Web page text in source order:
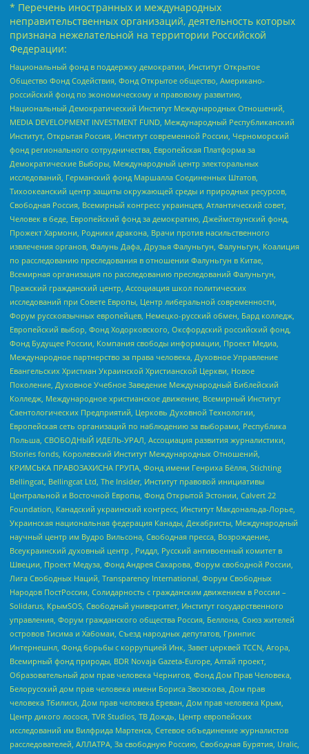
* Перечень иностранных и международных
неправительственных организаций, деятельность которых
признана нежелательной на территории Российской
Федерации:
Национальный фонд в поддержку демократии, Институт Открытое
Общество Фонд Содействия, Фонд Открытое общество, Американо-
российский фонд по экономическому и правовому развитию,
Национальный Демократический Институт Международных Отношений,
MEDIA DEVELOPMENT INVESTMENT FUND, Международный Республиканский
Институт, Открытая Россия, Институт современной России, Черноморский
фонд регионального сотрудничества, Европейская Платформа за
Демократические Выборы, Международный центр электоральных
исследований, Германский фонд Маршалла Соединенных Штатов,
Тихоокеанский центр защиты окружающей среды и природных ресурсов,
Свободная Россия, Всемирный конгресс украинцев, Атлантический совет,
Человек в беде, Европейский фонд за демократию, Джеймстаунский фонд,
Прожект Хармони, Родники дракона, Врачи против насильственного
извлечения органов, Фалунь Дафа, Друзья Фалуньгун, Фалуньгун, Коалиция
по расследованию преследования в отношении Фалуньгун в Китае,
Всемирная организация по расследованию преследований Фалуньгун,
Пражский гражданский центр, Ассоциация школ политических
исследований при Совете Европы, Центр либеральной современности,
Форум русскоязычных европейцев, Немецко-русский обмен, Бард колледж,
Европейский выбор, Фонд Ходорковского, Оксфордский российский фонд,
Фонд Будущее России, Компания свободы информации, Проект Медиа,
Международное партнерство за права человека, Духовное Управление
Евангельских Христиан Украинской Христианской Церкви, Новое
Поколение, Духовное Учебное Заведение Международный Библейский
Колледж, Международное христианское движение, Всемирный Институт
Саентологических Предприятий, Церковь Духовной Технологии,
Европейская сеть организаций по наблюдению за выборами, Республика
Польша, СВОБОДНЫЙ ИДЕЛЬ-УРАЛ, Ассоциация развития журналистики,
IStories fonds, Королевский Институт Международных Отношений,
КРИМСЬКА ПРАВОЗАХИСНА ГРУПА, Фонд имени Генриха Бёлля, Stichting
Bellingcat, Bellingcat Ltd, The Insider, Институт правовой инициативы
Центральной и Восточной Европы, Фонд Открытой Эстонии, Calvert 22
Foundation, Канадский украинский конгресс, Институт Макдональда-Лорье,
Украинская национальная федерация Канады, Декабристы, Международный
научный центр им Вудро Вильсона, Свободная пресса, Возрождение,
Всеукраинский духовный центр , Риддл, Русский антивоенный комитет в
Швеции, Проект Медуза, Фонд Андрея Сахарова, Форум свободной России,
Лига Свободных Наций, Transparеncy International, Форум Свободных
Народов ПостРоссии, Солидарность с гражданским движением в России –
Solidarus, КрымSOS, Свободный университет, Институт государственного
управления, Форум гражданского общества Россия, Беллона, Союз жителей
островов Тисима и Хабомаи, Съезд народных депутатов, Гринпис
Интернешнл, Фонд борьбы с коррупцией Инк, Завет церквей TCCN, Агора,
Всемирный фонд природы, BDR Novaja Gazeta-Europe, Алтай проект,
Образовательный дом прав человека Чернигов, Фонд Дом Прав Человека,
Белорусский дом прав человека имени Бориса Звозскова, Дом прав
человека Тбилиси, Дом прав человека Ереван, Дом прав человека Крым,
Центр дикого лосося, TVR Studios, ТВ Дождь, Центр европейских
исследований им Вилфрида Мартенса, Сетевое объединение журналистов
расследователей, АЛЛАТРА, За свободную Россию, Свободная Бурятия, Uralic,